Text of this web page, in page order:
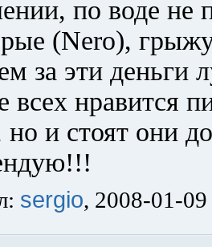
по воде не
(Nero),
за эти деньги
всех нравится
но и стоят они
sergio, 2008-01-09